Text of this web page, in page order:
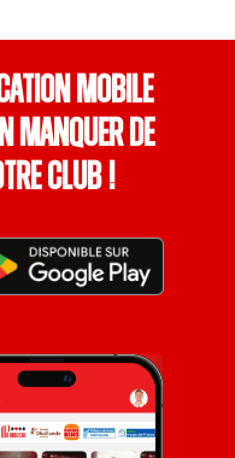
mobile
manquer de
club !